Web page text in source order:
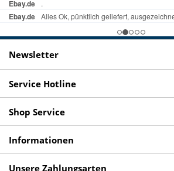
Newsletter
Service Hotline
Shop Service
Informationen
Unsere Zahlungsarten